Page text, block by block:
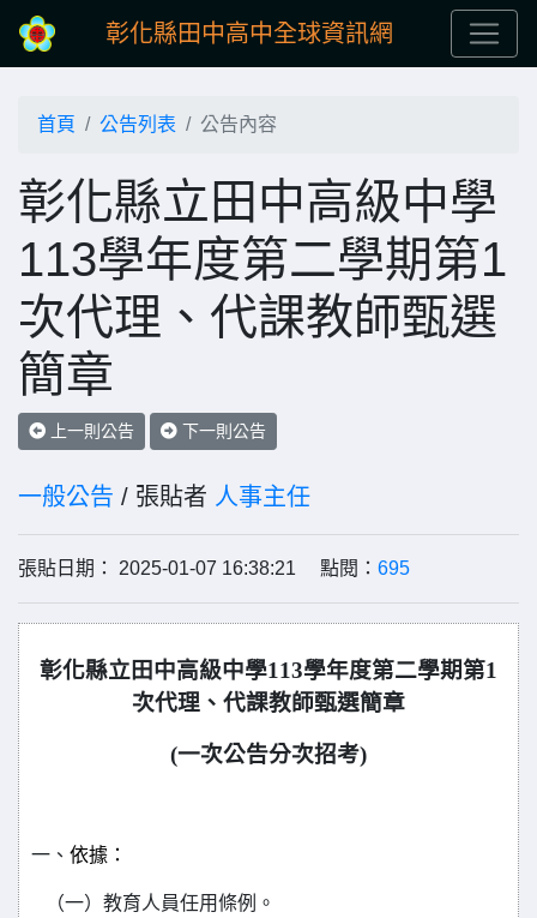
彰化縣田中高中全球資訊網
首頁 公告列表 公告內容
彰化縣立田中高級中學
113學年度第二學期第1
次代理、代課教師甄選
簡章
上一則公告 下一則公告
一般公告 / 張貼者 人事主任
張貼日期： 2025-01-07 16:38:21 點閱： 695
彰化縣立田中高級中學113學年度第二學期第1
次代理、代課教師甄選簡章
(一次公告分次招考)
一、 依據：
（一）教育人員任用條例。